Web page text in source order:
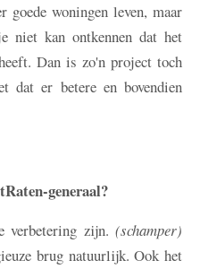
woningen leven, maar
niet kan ontkennen dat het
Dan is zo'n project toch
dat er betere en bovendien
generaal?
verbetering zijn. (schamper)
brug natuurlijk. Ook het